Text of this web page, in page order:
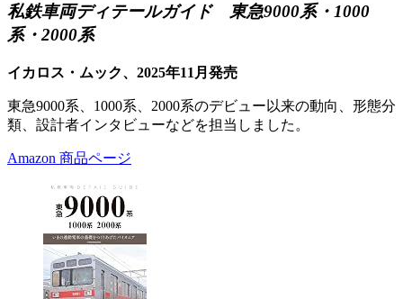
私鉄車両ディテールガイド 東急9000系・1000
系・2000系
イカロス・ムック、2025年11月発売
東急9000系、1000系、2000系のデビュー以来の動向、形態分
類、設計者インタビューなどを担当しました。
Amazon 商品ページ